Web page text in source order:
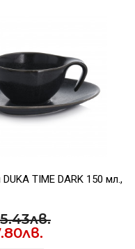
TIME DARK 150 мл.,